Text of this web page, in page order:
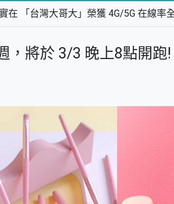
在 「台灣大哥大」榮獲 4G/5G 在線率
機設計的 FireCuda X1070 SSD 固態
100%全無線設計 SpotCam Solo Eco
星 Prestige 14 AI+ D3MG-031TW 14
~ realme 16 Pro 開箱評價~ 2 億畫素
Ultra系列保護貼怎麼選？imos AR 低
Xiaomi Watch 5 開箱 評測
LENOVO 聯想 Yoga Book 9 14吋 AI輕
pad 60 系列 與 Moto | Swarovski
Master 讓您輕鬆的移除與格式化有
照的 AI 好幫手! VideoProc Converter
RGB藍牙音響 氛圍情境燈 我通通都
，將於 3/3 晚上8點開跑